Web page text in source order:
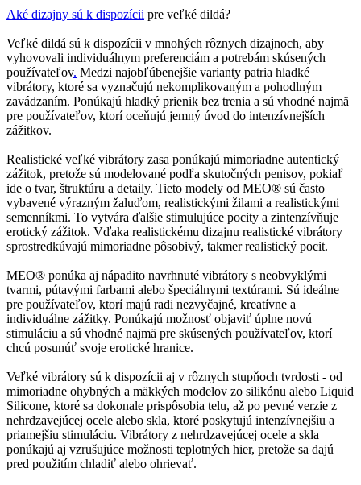
Aké dizajny sú k dispozícii pre veľké dildá?
Veľké dildá sú k dispozícii v mnohých rôznych dizajnoch, aby
vyhovovali individuálnym preferenciám a potrebám skúsených
používateľov. Medzi najobľúbenejšie varianty patria hladké
vibrátory, ktoré sa vyznačujú nekomplikovaným a pohodlným
zavádzaním. Ponúkajú hladký prienik bez trenia a sú vhodné najmä
pre používateľov, ktorí oceňujú jemný úvod do intenzívnejších
zážitkov.
Realistické veľké vibrátory zasa ponúkajú mimoriadne autentický
zážitok, pretože sú modelované podľa skutočných penisov, pokiaľ
ide o tvar, štruktúru a detaily. Tieto modely od MEO® sú často
vybavené výrazným žaluďom, realistickými žilami a realistickými
semenníkmi. To vytvára ďalšie stimulujúce pocity a zintenzívňuje
erotický zážitok. Vďaka realistickému dizajnu realistické vibrátory
sprostredkúvajú mimoriadne pôsobivý, takmer realistický pocit.
MEO® ponúka aj nápadito navrhnuté vibrátory s neobvyklými
tvarmi, pútavými farbami alebo špeciálnymi textúrami. Sú ideálne
pre používateľov, ktorí majú radi nezvyčajné, kreatívne a
individuálne zážitky. Ponúkajú možnosť objaviť úplne novú
stimuláciu a sú vhodné najmä pre skúsených používateľov, ktorí
chcú posunúť svoje erotické hranice.
Veľké vibrátory sú k dispozícii aj v rôznych stupňoch tvrdosti - od
mimoriadne ohybných a mäkkých modelov zo silikónu alebo Liquid
Silicone, ktoré sa dokonale prispôsobia telu, až po pevné verzie z
nehrdzavejúcej ocele alebo skla, ktoré poskytujú intenzívnejšiu a
priamejšiu stimuláciu. Vibrátory z nehrdzavejúcej ocele a skla
ponúkajú aj vzrušujúce možnosti teplotných hier, pretože sa dajú
pred použitím chladiť alebo ohrievať.